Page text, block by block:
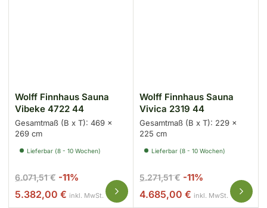
Wolff Finnhaus Sauna
Vibeke 4722 44
Gesamtmaß (B x T): 469 x
269 cm
Lieferbar (8 - 10 Wochen)
Normaler
Preis
6.071,51 € -11% Ausverkaufspreis
5.382,00 € inkl. MwSt.
Wolff Finnhaus Sauna
Vivica 2319 44
Gesamtmaß (B x T): 229 x
225 cm
Lieferbar (8 - 10 Wochen)
Normaler
Preis
5.271,51 € -11%
4.685,00 € inkl. MwSt.